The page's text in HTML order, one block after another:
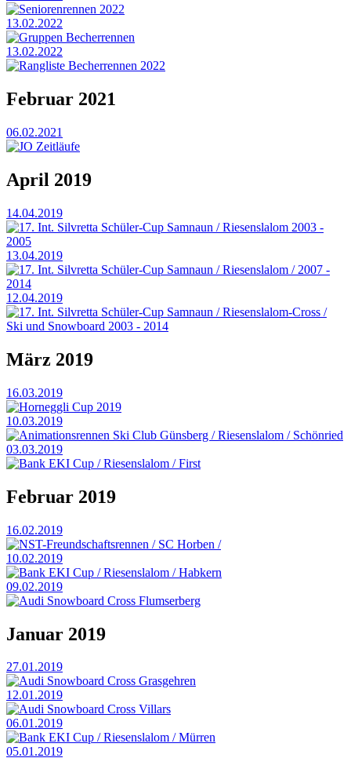
Seniorenrennen 2022
13.02.2022
Gruppen Becherrennen
13.02.2022
Rangliste Becherrennen 2022
Februar 2021
06.02.2021
JO Zeitläufe
April 2019
14.04.2019
17. Int. Silvretta Schüler-Cup Samnaun / Riesenslalom 2003 -
2005
13.04.2019
17. Int. Silvretta Schüler-Cup Samnaun / Riesenslalom / 2007 -
2014
12.04.2019
17. Int. Silvretta Schüler-Cup Samnaun / Riesenslalom-Cross /
Ski und Snowboard 2003 - 2014
März 2019
16.03.2019
Horneggli Cup 2019
10.03.2019
Animationsrennen Ski Club Günsberg / Riesenslalom / Schönried
03.03.2019
Bank EKI Cup / Riesenslalom / First
Februar 2019
16.02.2019
NST-Freundschaftsrennen / SC Horben /
10.02.2019
Bank EKI Cup / Riesenslalom / Habkern
09.02.2019
Audi Snowboard Cross Flumserberg
Januar 2019
27.01.2019
Audi Snowboard Cross Grasgehren
12.01.2019
Audi Snowboard Cross Villars
06.01.2019
Bank EKI Cup / Riesenslalom / Mürren
05.01.2019